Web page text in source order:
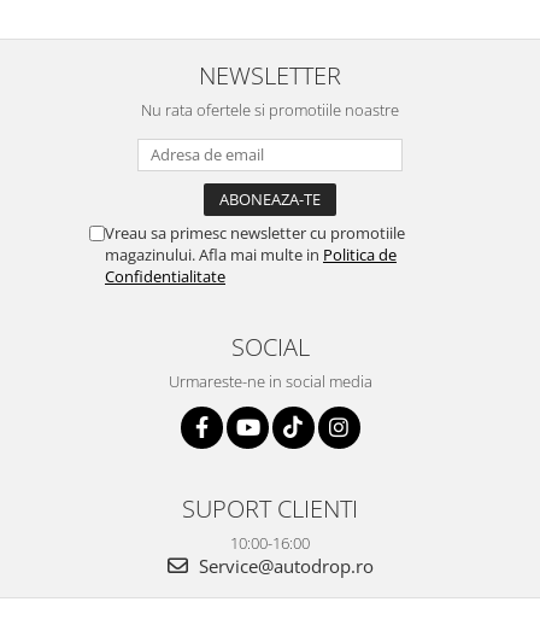
atras atentia ca nu era conectat
cablul de video de la camera
serviabili, livrare rapidă, suport
tehnic, totul impecabil, o să revin
la ei și pentru vi...
NEWSLETTER
Nu rata ofertele si promotiile noastre
Vreau sa primesc newsletter cu promotiile
magazinului. Afla mai multe in Politica de
Confidentialitate
SOCIAL
Urmareste-ne in social media
SUPORT CLIENTI
10:00-16:00
Service@autodrop.ro